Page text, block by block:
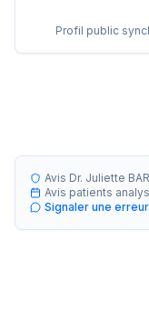
Profil public
Avis Dr. Juliette
Avis patients
Signaler une erreur